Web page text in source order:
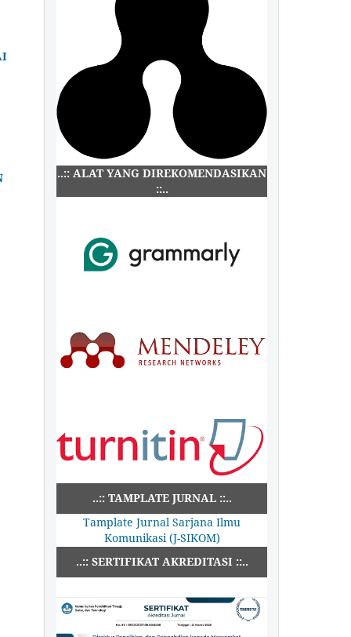
..:: ALAT YANG DIREKOMENDASIKAN
::..
..:: TAMPLATE JURNAL ::..
Tamplate Jurnal Sarjana Ilmu
Komunikasi (J-SIKOM)
..:: SERTIFIKAT AKREDITASI ::..